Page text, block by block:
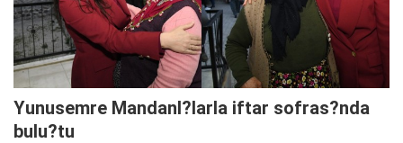
Yunusemre Mandanl?larla iftar sofras?nda
bulu?tu